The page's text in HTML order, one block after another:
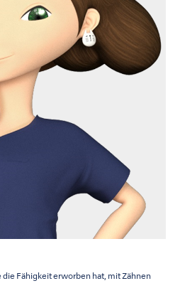
die Fähigkeit erworben hat, mit Zähnen